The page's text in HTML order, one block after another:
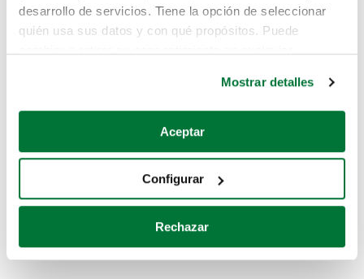
desarrollo de servicios. Tiene la opción de seleccionar
quién usa sus datos y con qué propósitos. Puede
Si lo permite, también quisiéramos:
Recopilar información sobre su ubicación geográfica
Identificar su dispositivo analizándolo activamente
para buscar características específicas (huellas
Obtenga más información sobre cómo se procesan sus
Mostrar detalles
Aceptar
Configurar
Rechazar
Pero puedes encontrar el coche que estás
buscando en alguno de estos enlaces:
Coches de segunda mano
Coches de km0